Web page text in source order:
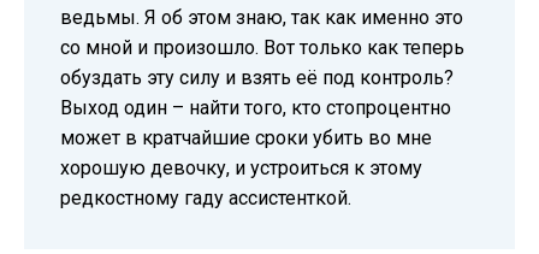
ведьмы. Я об этом знаю, так как именно это
со мной и произошло. Вот только как теперь
обуздать эту силу и взять её под контроль?
Выход один – найти того, кто стопроцентно
может в кратчайшие сроки убить во мне
хорошую девочку, и устроиться к этому
редкостному гаду ассистенткой.